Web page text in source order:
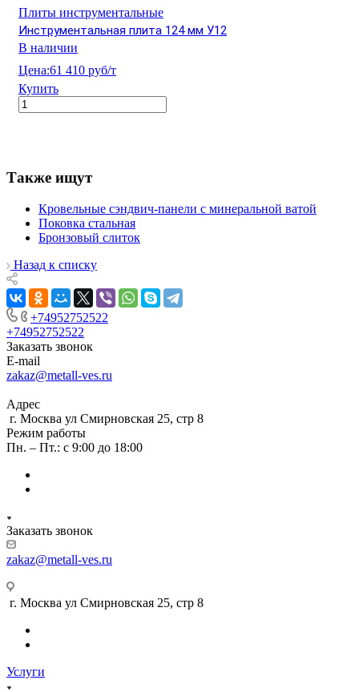
Плиты инструментальные
Инструментальная плита 124 мм У12
В наличии
Цена:61 410 руб/т
Купить
Также ищут
Кровельные сэндвич-панели с минеральной ватой
Поковка стальная
Бронзовый слиток
Назад к списку
+74952752522
+74952752522
Заказать звонок
E-mail
zakaz@metall-ves.ru
Адрес
г. Москва ул Смирновская 25, стр 8
Режим работы
Пн. – Пт.: с 9:00 до 18:00
Заказать звонок
zakaz@metall-ves.ru
г. Москва ул Смирновская 25, стр 8
Услуги